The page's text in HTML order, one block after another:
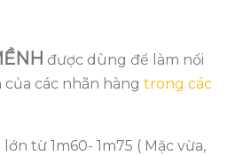
được dùng để làm nổi
các nhãn hàng trong các
từ 1m60- 1m75 ( Mặc vừa,